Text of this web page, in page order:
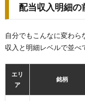
配当収入明細の
自分でもこんなに変わら
収入と明細レベルで並べ
エリ
ア
銘柄